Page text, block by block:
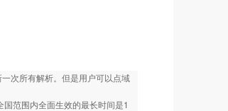
次所有解析。但是用户可以点域
范围内全面生效的最长时间是1